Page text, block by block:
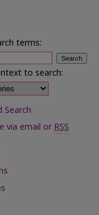
terms:
to search:
Search
via email or RSS